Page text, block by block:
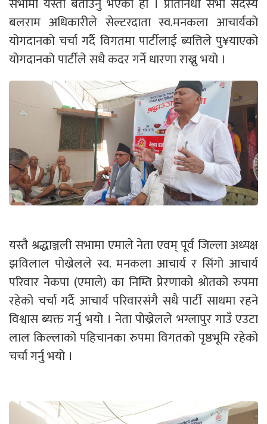
बलराम अधिकारीले सेल्टरदाता स्व.मनकला आचार्यको
योगदानको चर्चा गर्दै विगतमा पार्टीलाई ब्यत्तिले पु¥याएको
योगदानको पार्टीले सधै कदर गर्ने धारणा राख्नु भयो ।
यस्तै श्रद्धाञ्जली सभामा एमाले नेता एवम् पूर्व जिल्ला अध्यक्ष
झविलाल पोख्रेलले स्व. मनकला आचार्य र सिंगो आचार्य
परिवार नेकपा (एमाले) का निम्ति प्रेरणाको श्रोतको रुपमा
रहेको चर्चा गर्दै आचार्य परिवारसंगै सधै पार्टी साथमा रहने
विश्वास ब्यक्त गर्नु भयो । नेता पोख्रेलले भग्लापुर गाउँ एउटा
लाल किल्लाको पहिचानका रुपमा विगतको पृष्ठभूमि रहेको
चर्चा गर्नु भयो ।